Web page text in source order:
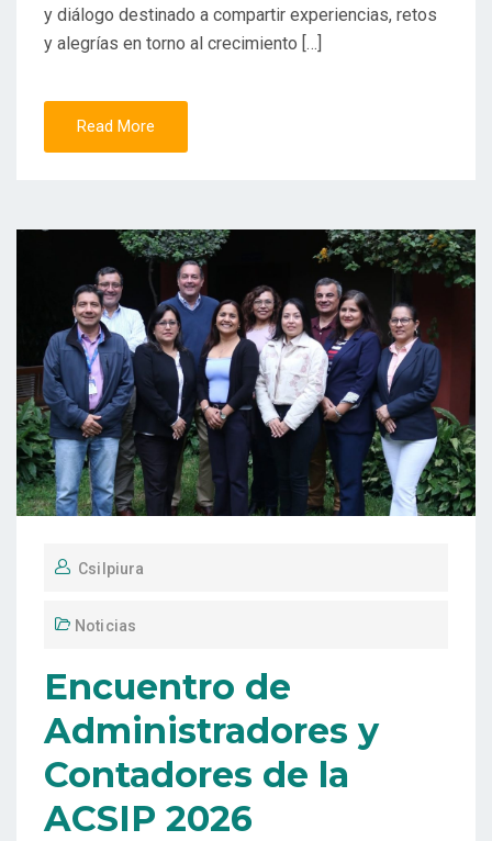
y diálogo destinado a compartir experiencias, retos
y alegrías en torno al crecimiento […]
Read More
Csilpiura
Noticias
Encuentro de
Administradores y
Contadores de la
ACSIP 2026